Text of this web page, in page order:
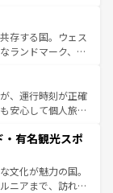
み方が可能だ。さ
おり、どの街角に
リ以外の個性あふ
ることがない。ベ
ルプスの絶景、そ
景は必見。ビール
新着の
ほしい。
存する国。ウェス
ランドマーク、歴
雅なアフタヌーン
パブ、サッカー観
富。イギリスを旅
、運行時刻が正確
安心して個人旅行
ではのユニークな
町歩きも満喫する
価も高いが、旅行
、うまく活用すれ
有名観光スポ
文化が魅力の国。
ニアまで、訪れる